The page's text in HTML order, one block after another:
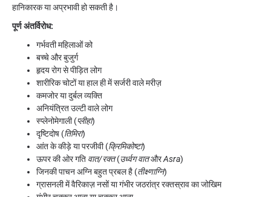
हानिकारक या अप्रभावी हो सकती है।
पूर्ण अंतर्विरोध:
गर्भवती महिलाओं को
बच्चे और बुजुर्ग
हृदय रोग से पीड़ित लोग
शारीरिक चोटों या हाल ही में सर्जरी वाले मरीज़
कमजोर या दुर्बल व्यक्ति
अनियंत्रित उल्टी वाले लोग
स्प्लेनोमेगाली (प्लीहा)
दृष्टिदोष (तिमिरा)
आंत के कीड़े या परजीवी (क्रिमिकोष्टा)
ऊपर की ओर गति वात/रक्त(उर्ध्वग वातऔरAsra)
जिनकी पाचन अग्नि बहुत प्रबल है (तीक्ष्णाग्नि)
ग्रासनली में वैरिकाज़ नसों या गंभीर जठरांत्र रक्तस्राव का जोखिम